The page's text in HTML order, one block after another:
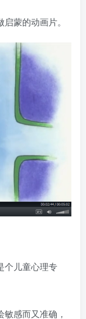
蒙的动画片。
个儿童心理专
感而又准确，